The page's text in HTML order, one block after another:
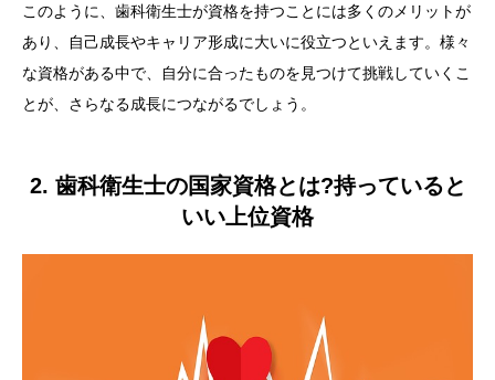
このように、歯科衛生士が資格を持つことには多くのメリットが
あり、自己成長やキャリア形成に大いに役立つといえます。様々
な資格がある中で、自分に合ったものを見つけて挑戦していくこ
とが、さらなる成長につながるでしょう。
2. 歯科衛生士の国家資格とは?持っていると
いい上位資格